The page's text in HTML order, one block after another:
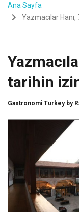
Ana Sayfa
Yazmacılar
tarihin
Gastronomi Turkey by